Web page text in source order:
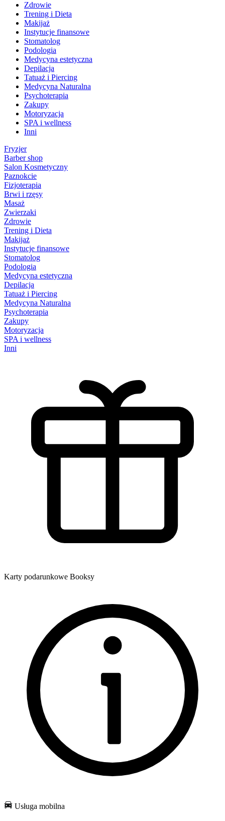
Zdrowie
Trening i Dieta
Makijaż
Instytucje finansowe
Stomatolog
Podologia
Medycyna estetyczna
Depilacja
Tatuaż i Piercing
Medycyna Naturalna
Psychoterapia
Zakupy
Motoryzacja
SPA i wellness
Inni
Fryzjer
Barber shop
Salon Kosmetyczny
Paznokcie
Fizjoterapia
Brwi i rzęsy
Masaż
Zwierzaki
Zdrowie
Trening i Dieta
Makijaż
Instytucje finansowe
Stomatolog
Podologia
Medycyna estetyczna
Depilacja
Tatuaż i Piercing
Medycyna Naturalna
Psychoterapia
Zakupy
Motoryzacja
SPA i wellness
Inni
Karty podarunkowe Booksy
Usługa mobilna